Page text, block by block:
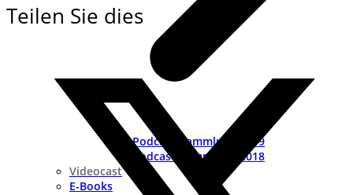
Podcast-Sammlung 2019
Podcast-Sammlung 2018
Videocast
E-Books
Teilen Sie dies